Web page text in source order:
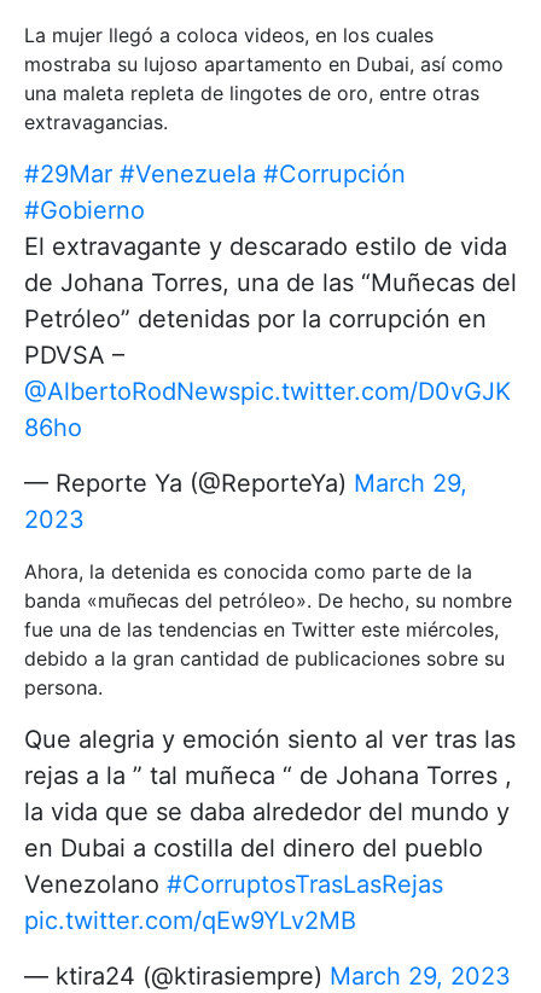
La mujer llegó a coloca videos, en los cuales
mostraba su lujoso apartamento en Dubai, así como
una maleta repleta de lingotes de oro, entre otras
extravagancias.
#29Mar #Venezuela #Corrupción
#Gobierno
El extravagante y descarado estilo de vida
de Johana Torres, una de las “Muñecas del
Petróleo” detenidas por la corrupción en
PDVSA –
@AlbertoRodNewspic.twitter.com/D0vGJK
86ho
— Reporte Ya (@ReporteYa) March 29,
2023
Ahora, la detenida es conocida como parte de la
banda «muñecas del petróleo». De hecho, su nombre
fue una de las tendencias en Twitter este miércoles,
debido a la gran cantidad de publicaciones sobre su
persona.
Que alegria y emoción siento al ver tras las
rejas a la ” tal muñeca “ de Johana Torres ,
la vida que se daba alrededor del mundo y
en Dubai a costilla del dinero del pueblo
Venezolano #CorruptosTrasLasRejas
pic.twitter.com/qEw9YLv2MB
— ktira24 (@ktirasiempre) March 29, 2023